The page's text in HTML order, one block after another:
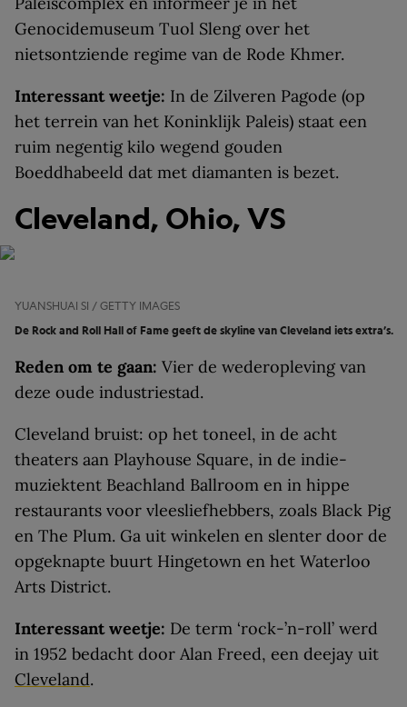
Genocidemuseum Tuol Sleng over het
nietsontziende regime van de Rode Khmer.
Interessant weetje: In de Zilveren Pagode (op
het terrein van het Koninklijk Paleis) staat een
ruim negentig kilo wegend gouden
Boeddhabeeld dat met diamanten is bezet.
Cleveland, Ohio, VS
YUANSHUAI SI / GETTY IMAGES
De Rock and Roll Hall of Fame geeft de skyline van Cleveland iets extra’s.
Reden om te gaan: Vier de wederopleving van
deze oude industriestad.
Cleveland bruist: op het toneel, in de acht
theaters aan Playhouse Square, in de indie-
muziektent Beachland Ballroom en in hippe
restaurants voor vleesliefhebbers, zoals Black Pig
en The Plum. Ga uit winkelen en slenter door de
opgeknapte buurt Hingetown en het Waterloo
Arts District.
Interessant weetje: De term ‘rock-’n-roll’ werd
in 1952 bedacht door Alan Freed, een deejay uit
Cleveland.